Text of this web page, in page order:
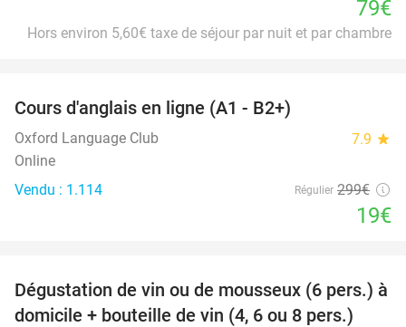
79€
Hors environ 5,60€ taxe de séjour par nuit et par chambre
Cours d'anglais en ligne (A1 - B2+)
Oxford Language Club 7.9 star
Online
Vendu : 1.114
Régulier 299€
19€
91%
Dégustation de vin ou de mousseux (6 pers.) à
domicile + bouteille de vin (4, 6 ou 8 pers.)